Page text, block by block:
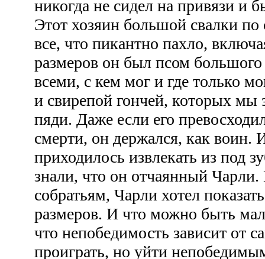
никогда не сидел на привязи и
Этот хозяин большой свалки по
все, что пикантно пахло,
размеров он был псом
всеми, с кем мог и где только
и свирепой гончей, которых мы
пяди. Даже если его
смерти, он держался, как воин.
приходилось извлекать из под
знали, что он отчаянный
собратьям, Чарли хотел
размеров. И что можно быть
что непобедимость зависит от
проиграть, но уйти